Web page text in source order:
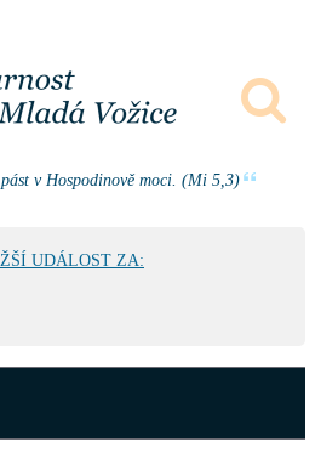
v Hospodinově moci. (Mi 5,3)
UDÁLOST ZA: